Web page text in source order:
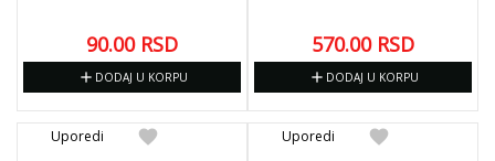
90.00 RSD
add DODAJ U KORPU
570.00 RSD
add DODAJ U KORPU
favorite
Uporedi favorite
Uporedi